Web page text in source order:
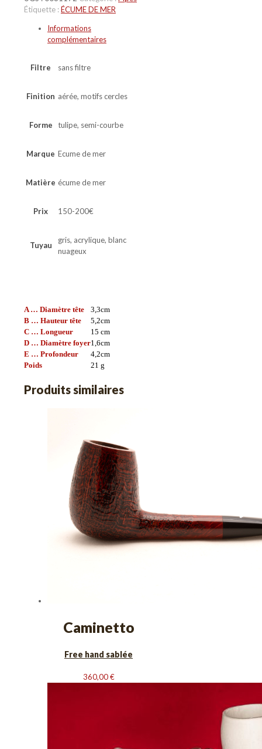
Étiquette :ÉCUME DE MER
Informations
complémentaires
Filtre sans filtre
Finition aérée, motifs cercles
Forme tulipe, semi-courbe
Marque Ecume de mer
Matière écume de mer
Prix 150-200€
Tuyau
gris, acrylique, blanc
nuageux
A … Diamètre tête 3,3cm
B … Hauteur tête
5,2cm
C … Longueur
15 cm
D … Diamètre foyer1,6cm
E … Profondeur
4,2cm
Poids
21 g
Produits similaires
Caminetto
Free hand sablée
360,00€